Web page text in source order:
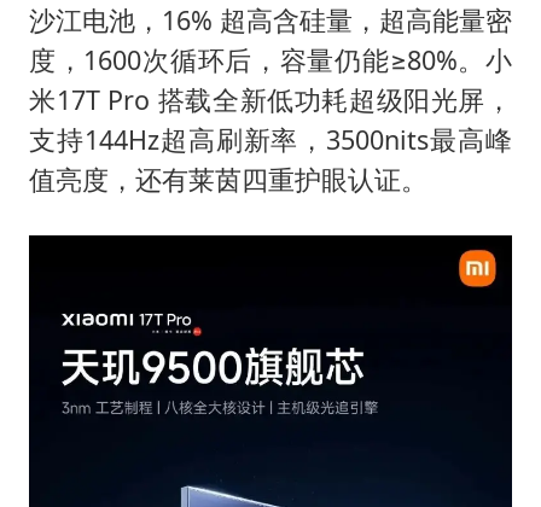
沙江电池，16% 超高含硅量，超高能量密
度，1600次循环后，容量仍能≥‌80%。小
米17T Pro 搭载全新低功耗超级阳光屏，
支持144Hz超高刷新率，3500nits最高峰
值亮度，还有莱茵四重护眼认证。